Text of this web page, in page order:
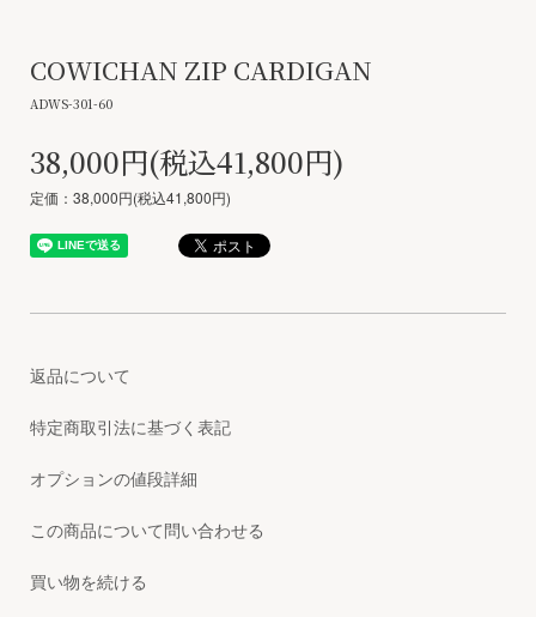
COWICHAN ZIP CARDIGAN
ADWS-301-60
38,000円(税込41,800円)
定価：38,000円(税込41,800円)
返品について
特定商取引法に基づく表記
オプションの値段詳細
この商品について問い合わせる
買い物を続ける